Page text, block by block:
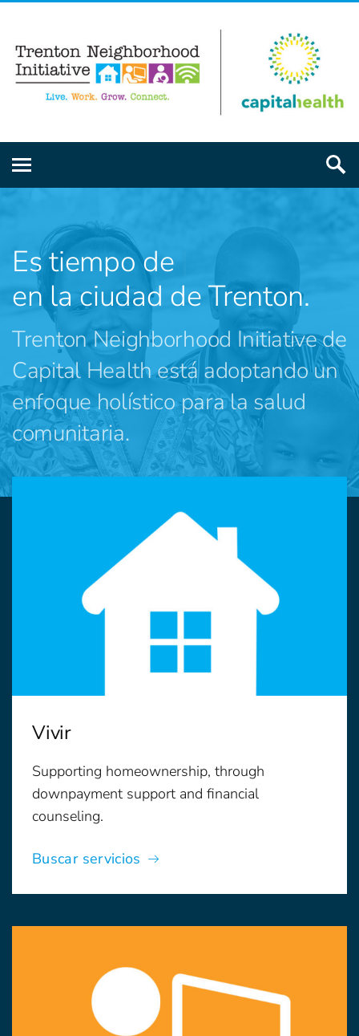
Es tiempo de
en la ciudad de Trenton.
Trenton Neighborhood Initiative de
Capital Health está adoptando un
enfoque holístico para la salud
comunitaria.
Vivir
Supporting homeownership, through
downpayment support and financial
counseling.
Buscar servicios